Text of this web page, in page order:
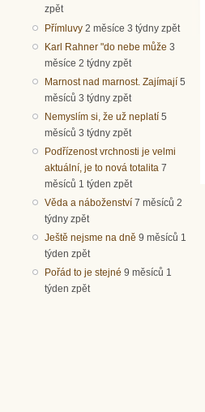
zpět
Přímluvy 2 měsíce 3 týdny zpět
Karl Rahner "do nebe může 3
měsíce 2 týdny zpět
Marnost nad marnost. Zajímají 5
měsíců 3 týdny zpět
Nemyslím si, že už neplatí 5
měsíců 3 týdny zpět
Podřízenost vrchnosti je velmi
aktuální, je to nová totalita 7
měsíců 1 týden zpět
Věda a náboženství 7 měsíců 2
týdny zpět
Ještě nejsme na dně 9 měsíců 1
týden zpět
Pořád to je stejné 9 měsíců 1
týden zpět